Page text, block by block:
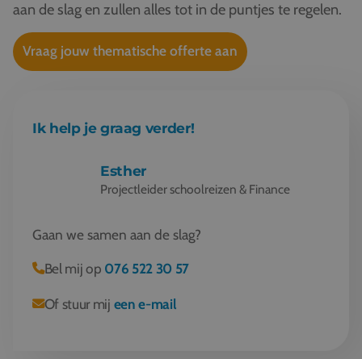
aan de slag en zullen alles tot in de puntjes te regelen.
Vraag jouw thematische offerte aan
Ik help je graag verder!
Esther
Projectleider schoolreizen & Finance
Gaan we samen aan de slag?
Bel mij op 076 522 30 57
Of stuur mij een e-mail